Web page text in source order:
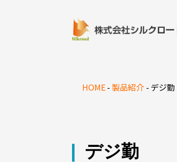
HOME 製品紹介 デジ勤
デジ勤